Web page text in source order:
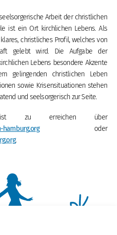
Arbeit der christlichen
ist ein Ort kirchlichen Lebens. Als
christliches Profil, welches von
gelebt wird. Die Aufgabe der
Lebens besondere Akzente
gelingenden christlichen Leben
sowie Krisensituationen stehen
und seelsorgerisch zur Seite.
ist zu erreichen über
hamburg.orgoder
.org.